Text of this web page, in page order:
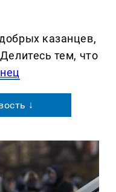
казанцев,
тем, что
↓